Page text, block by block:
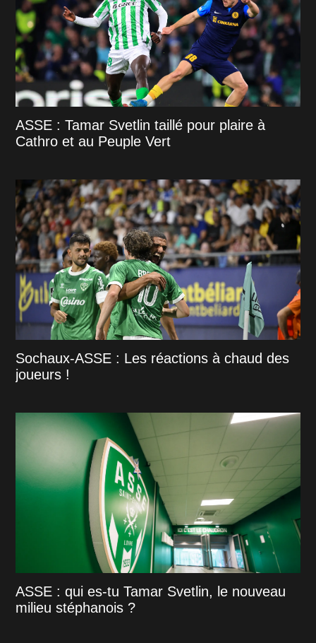
ASSE : Tamar Svetlin taillé pour plaire à
Cathro et au Peuple Vert
Sochaux-ASSE : Les réactions à chaud des
joueurs !
ASSE : qui es-tu Tamar Svetlin, le nouveau
milieu stéphanois ?